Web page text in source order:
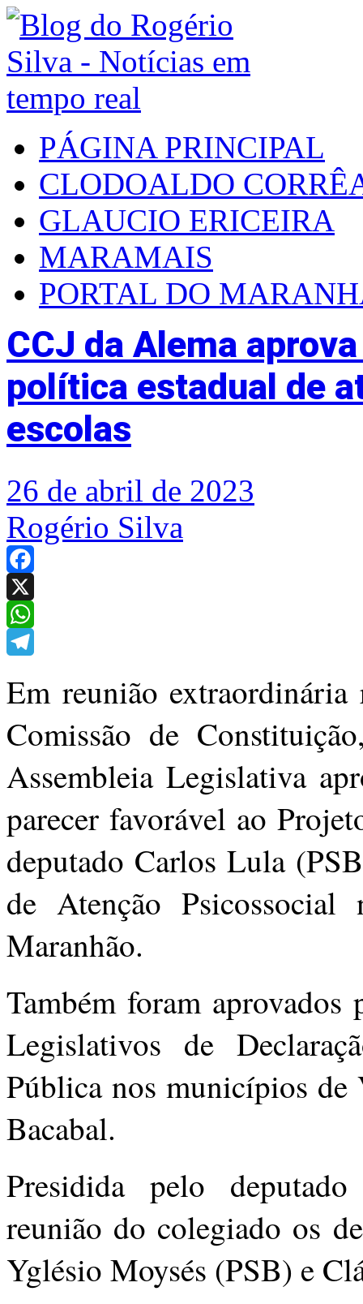
PÁGINA PRINCIPAL
CLODOALDO
GLAUCIO ERICEIRA
MARAMAIS
PORTAL DO
CCJ da Alema
política estadual de
escolas
26 de abril de 2023
Rogério Silva
Facebook
X
WhatsApp
Em reunião extraordinária
Comissão de
Assembleia Legislativa
parecer favorável ao
deputado Carlos Lula
de Atenção Psicossocial
Maranhão.
Também foram aprovados
Legislativos de
Pública nos municípios de
Bacabal.
Presidida pelo
reunião do colegiado os
Yglésio Moysés (PSB) e